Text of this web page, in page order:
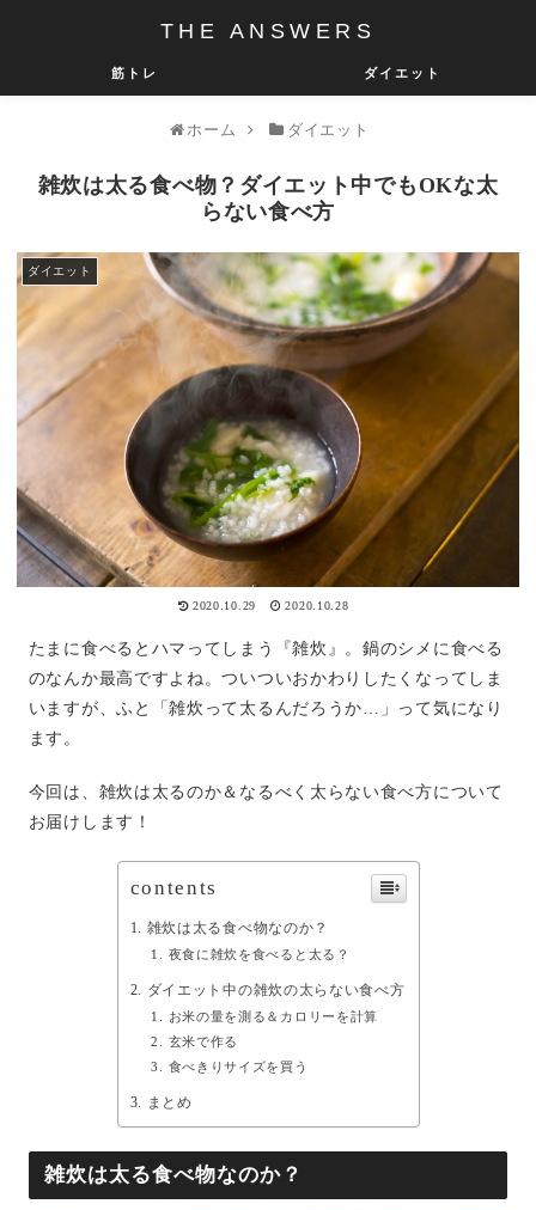
THE ANSWERS
筋トレ ダイエット
ホーム ダイエット
雑炊は太る食べ物？ダイエット中でもOKな太
らない食べ方
ダイエット
2020.10.29 2020.10.28
たまに食べるとハマってしまう『雑炊』。鍋のシメに食べる
のなんか最高ですよね。ついついおかわりしたくなってしま
いますが、ふと「雑炊って太るんだろうか…」って気になり
ます。
今回は、雑炊は太るのか＆なるべく太らない食べ方について
お届けします！
contents
雑炊は太る食べ物なのか？
夜食に雑炊を食べると太る？
ダイエット中の雑炊の太らない食べ方
お米の量を測る＆カロリーを計算
玄米で作る
食べきりサイズを買う
まとめ
雑炊は太る食べ物なのか？